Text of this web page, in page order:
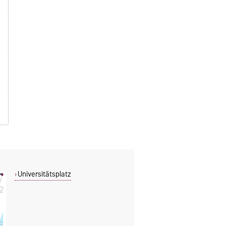
Universitätsplatz